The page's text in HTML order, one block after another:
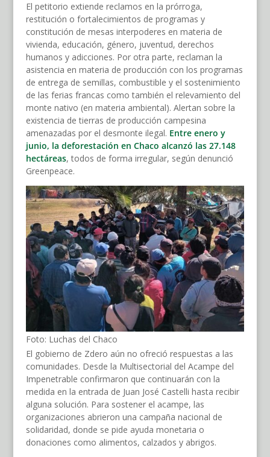
El petitorio extiende reclamos en la prórroga,
restitución o fortalecimientos de programas y
constitución de mesas interpoderes en materia de
vivienda, educación, género, juventud, derechos
humanos y adicciones. Por otra parte, reclaman la
asistencia en materia de producción con los programas
de entrega de semillas, combustible y el sostenimiento
de las ferias francas como también el relevamiento del
monte nativo (en materia ambiental). Alertan sobre la
existencia de tierras de producción campesina
amenazadas por el desmonte ilegal. Entre enero y
junio, la deforestación en Chaco alcanzó las 27.148
hectáreas, todos de forma irregular, según denunció
Greenpeace.
Foto: Luchas del Chaco
El gobierno de Zdero aún no ofreció respuestas a las
comunidades. Desde la Multisectorial del Acampe del
Impenetrable confirmaron que continuarán con la
medida en la entrada de Juan José Castelli hasta recibir
alguna solución. Para sostener el acampe, las
organizaciones abrieron una campaña nacional de
solidaridad, donde se pide ayuda monetaria o
donaciones como alimentos, calzados y abrigos.